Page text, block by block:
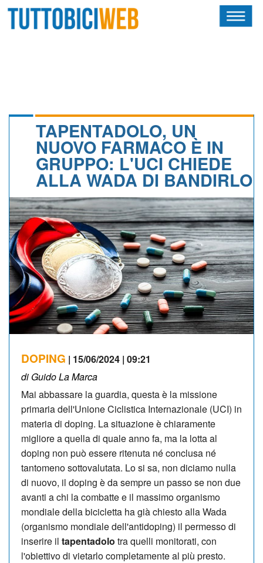
CALENDARIO
ALBI D'ORO
NEWSLETTER
TAPENTADOLO, UN
NUOVO FARMACO È IN
GRUPPO: L'UCI CHIEDE
ALLA WADA DI BANDIRLO
DOPING | 15/06/2024 | 09:21
di Guido La Marca
Mai abbassare la guardia, questa è la missione
primaria dell'Unione Ciclistica Internazionale (UCI) in
materia di doping. La situazione è chiaramente
migliore a quella di quale anno fa, ma la lotta al
doping non può essere ritenuta né conclusa né
tantomeno sottovalutata. Lo si sa, non diciamo nulla
di nuovo, il doping è da sempre un passo se non due
avanti a chi la combatte e il massimo organismo
mondiale della bicicletta ha già chiesto alla Wada
(organismo mondiale dell'antidoping) il permesso di
inserire il tapentadolo tra quelli monitorati, con
l'obiettivo di vietarlo completamente al più presto.